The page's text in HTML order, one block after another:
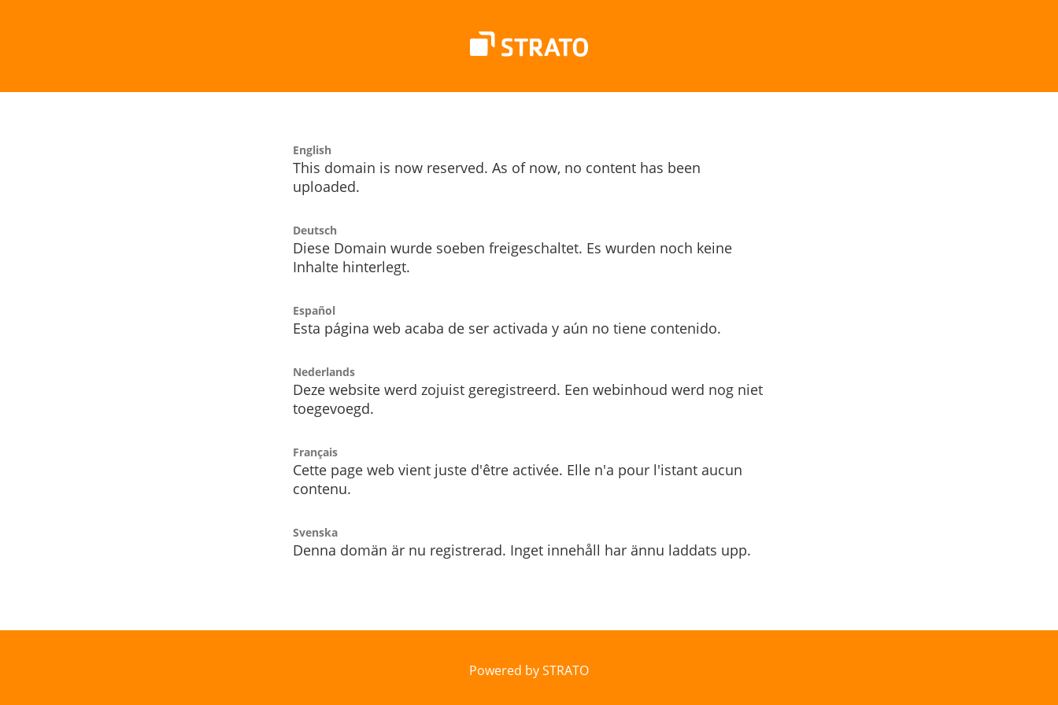
English
This domain is now reserved. As of now, no content has been
uploaded.
Deutsch
Diese Domain wurde soeben freigeschaltet. Es wurden noch keine
Inhalte hinterlegt.
Español
Esta página web acaba de ser activada y aún no tiene contenido.
Nederlands
Deze website werd zojuist geregistreerd. Een webinhoud werd nog niet
toegevoegd.
Français
Cette page web vient juste d'être activée. Elle n'a pour l'istant aucun
contenu.
Svenska
Denna domän är nu registrerad. Inget innehåll har ännu laddats upp.
Powered by STRATO